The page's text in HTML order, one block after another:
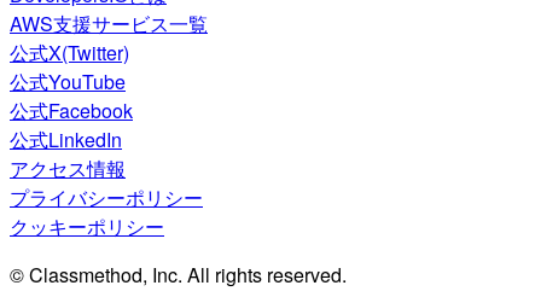
AWS支援サービス一覧
公式X(Twitter)
公式YouTube
公式Facebook
公式LinkedIn
アクセス情報
プライバシーポリシー
クッキーポリシー
© Classmethod, Inc. All rights reserved.